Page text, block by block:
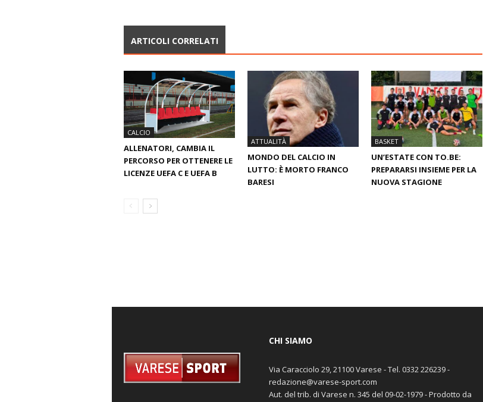
ARTICOLI CORRELATI
CALCIO
ALLENATORI, CAMBIA IL
PERCORSO PER OTTENERE LE
LICENZE UEFA C E UEFA B
ATTUALITÀ
MONDO DEL CALCIO IN
LUTTO: È MORTO FRANCO
BARESI
BASKET
UN’ESTATE CON TO.BE:
PREPARARSI INSIEME PER LA
NUOVA STAGIONE
CHI SIAMO
Via Caracciolo 29, 21100 Varese - Tel. 0332 226239 -
redazione@varese-sport.com
Aut. del trib. di Varese n. 345 del 09-02-1979 - Prodotto da